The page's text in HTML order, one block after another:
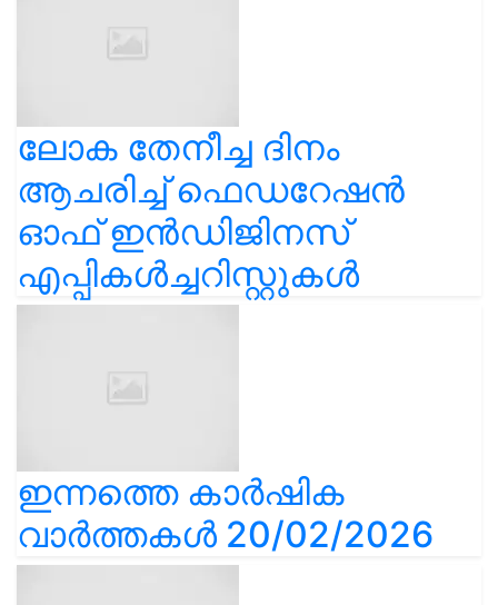
ലോക തേനീച്ച ദിനം
ആചരിച്ച് ഫെഡറേഷൻ
ഓഫ് ഇൻഡിജിനസ്
എപ്പികൾച്ചറിസ്റ്റുകൾ
ഇന്നത്തെ കാർഷിക
വാർത്തകൾ 20/02/2026